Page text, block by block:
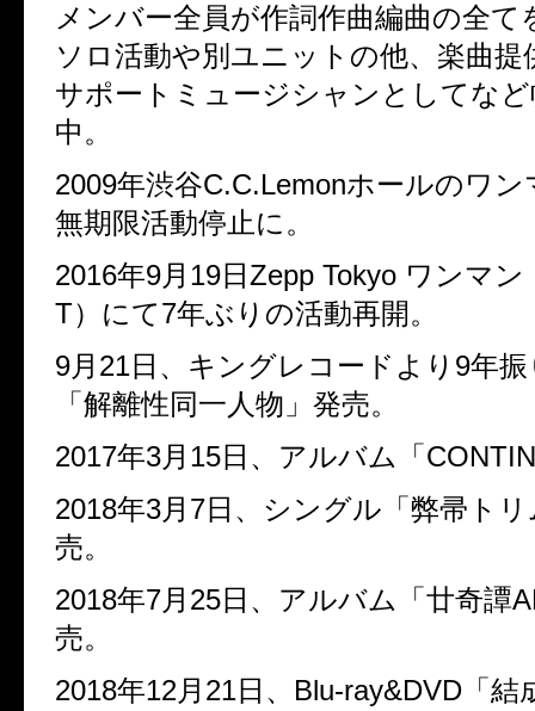
メンバー全員が作詞作曲編曲の全て
ソロ活動や別ユニットの他、楽曲提
サポートミュージシャンとしてな
中。
2009年渋谷C.C.Lemonホールのワ
無期限活動停止に。
2016年9月19日Zepp Tokyo ワンマン
T）にて7年ぶりの活動再開。
9月21日、キングレコードより9年
「解離性同一人物」発売。
2017年3月15日、アルバム「
2018年3月7日、シングル「弊帚ト
売。
2018年7月25日、アルバム「廿奇譚
売。
2018年12月21日、Blu-ray&DVD「結